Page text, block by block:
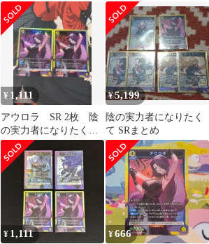
て！ユニオンアリーナ
¥ 1,111
アウロラ SR 2枚 陰
の実力者になりたく
て！
¥5,199
陰の実力者になりたく
て SRまとめ
¥ 1,111 ¥666